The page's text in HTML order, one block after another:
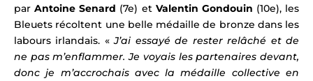
parAntoine Senard (7e) et Valentin Gondouin (10e), les
Bleuets récoltent une belle médaille de bronze dans les
labours irlandais. «J’ai essayé de rester relâché et de
ne pas m’enflammer. Je voyais les partenaires devant,
donc je m’accrochais avec la médaille collective en